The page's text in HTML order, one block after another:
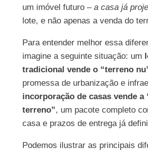
um imóvel futuro – a casa já
lote, e não apenas a venda do
Para entender melhor essa
imagine a seguinte situação: um
tradicional vende o “terreno
promessa de urbanização e
incorporação de casas vende a
terreno”, um pacote completo
casa e prazos de entrega já
Podemos ilustrar as principais